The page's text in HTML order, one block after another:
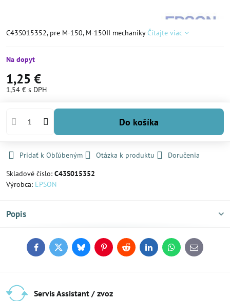
C43S015352, pre M-150, M-150II mechanikyČítajte viac
Na dopyt
1,25 €
1,54 € s DPH
Do košíka
Pridať k Obľúbeným Otázka k produktu
Doručenia
Skladové číslo: C43S015352
Výrobca: EPSON
Popis
FacebookTwitterBlueskyPinterestReddit LinkedInWhatsApp
E-
mail
Servis Assistant / zvoz